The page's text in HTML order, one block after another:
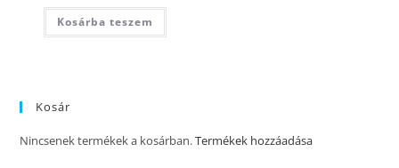
Kosárba teszem
Kosár
Nincsenek termékek a kosárban.Termékek hozzáadása